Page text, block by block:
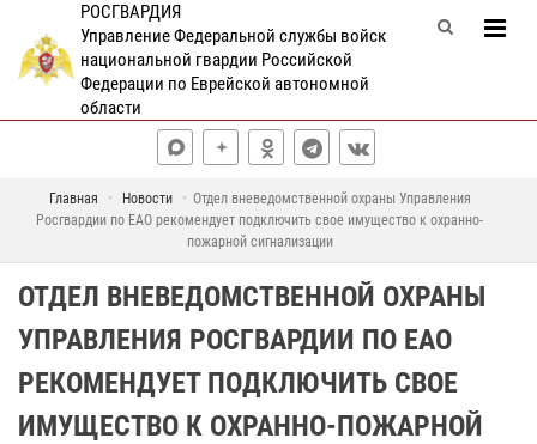
РОСГВАРДИЯ
Управление Федеральной службы войск
национальной гвардии Российской
Федерации по Еврейской автономной
области
Главная Новости
Отдел вневедомственной охраны Управления
Росгвардии по ЕАО рекомендует подключить свое имущество к охранно-
пожарной сигнализации
ОТДЕЛ ВНЕВЕДОМСТВЕННОЙ ОХРАНЫ
УПРАВЛЕНИЯ РОСГВАРДИИ ПО ЕАО
РЕКОМЕНДУЕТ ПОДКЛЮЧИТЬ СВОЕ
ИМУЩЕСТВО К ОХРАННО-ПОЖАРНОЙ